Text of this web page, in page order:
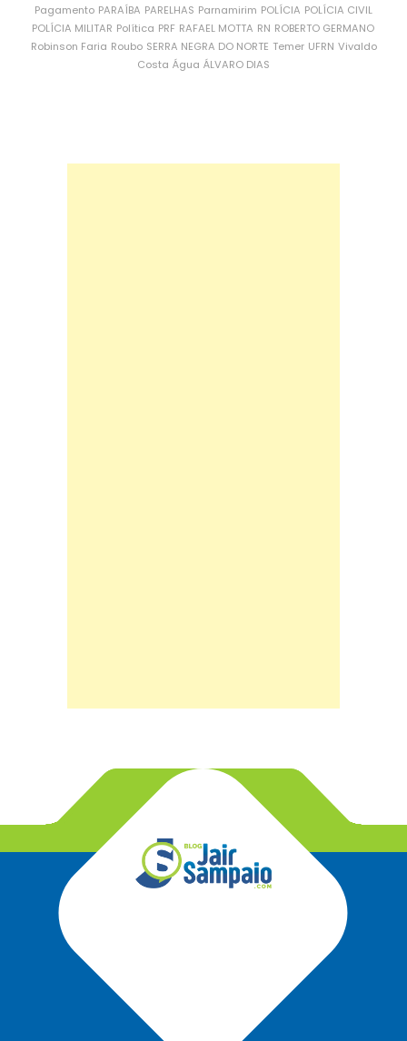
Pagamento PARAÍBA PARELHAS Parnamirim POLÍCIA POLÍCIA CIVIL
POLÍCIA MILITAR Política PRF RAFAEL MOTTA RN ROBERTO GERMANO
Robinson Faria Roubo SERRA NEGRA DO NORTE Temer UFRN Vivaldo
Costa Água ÁLVARO DIAS